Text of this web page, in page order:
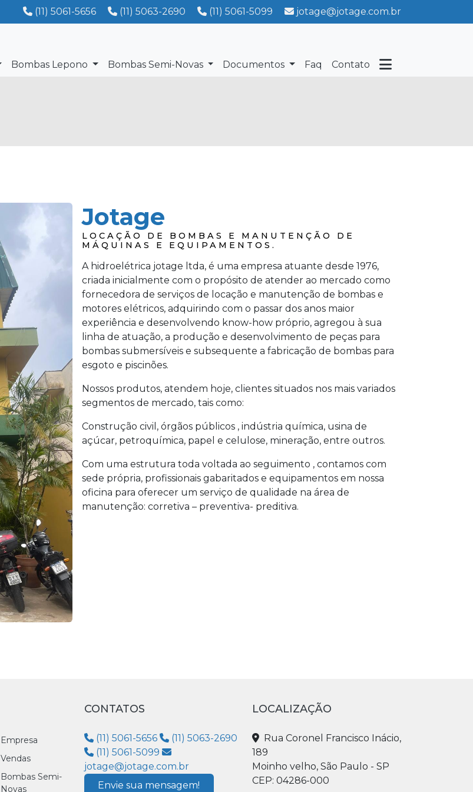
(11) 5061-5656 (11) 5063-2690 (11) 5061-5099 jotage@jotage.com.br
Bombas Lepono Bombas Semi-Novas Documentos Faq Contato
Jotage
LOCAÇÃO DE BOMBAS E MANUTENÇÃO DE
MÁQUINAS E EQUIPAMENTOS.
A hidroelétrica jotage ltda, é uma empresa atuante desde 1976,
criada inicialmente com o propósito de atender ao mercado como
fornecedora de serviços de locação e manutenção de bombas e
motores elétricos, adquirindo com o passar dos anos maior
experiência e desenvolvendo know-how próprio, agregou à sua
linha de atuação, a produção e desenvolvimento de peças para
bombas submersíveis e subsequente a fabricação de bombas para
esgoto e piscinões.
Nossos produtos, atendem hoje, clientes situados nos mais variados
segmentos de mercado, tais como:
Construção civil, órgãos públicos , indústria química, usina de
açúcar, petroquímica, papel e celulose, mineração, entre outros.
Com uma estrutura toda voltada ao seguimento , contamos com
sede própria, profissionais gabaritados e equipamentos em nossa
oficina para oferecer um serviço de qualidade na área de
manutenção: corretiva – preventiva- preditiva.
Empresa
Vendas
Bombas Semi-
Novas
CONTATOS
(11) 5061-5656
(11) 5063-2690
(11) 5061-5099
jotage@jotage.com.br
Envie sua mensagem!
LOCALIZAÇÃO
Rua Coronel Francisco Inácio,
189
Moinho velho, São Paulo - SP
CEP: 04286-000